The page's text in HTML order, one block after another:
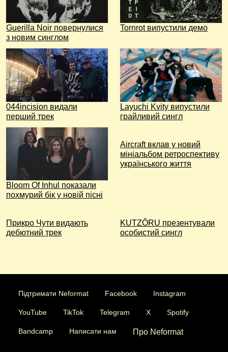
Guerilla Noir повернулися
з новим синглом
Tornrot випустили демо
044incision видали
перший трек
Layuchi Kvity випустили
грайливий сингл
Bloom Of Inhul показали
похмурий бік у новій пісні
Aircraft вклав у новий
мініальбом ретроспективу
українського життя
Прикро Чути видають
дебютний трек
KUTZÔRU презентували
особистий сингл
Підтримати Neformat Facebook Instagram
YouTube TikTok Telegram X Spotify
Bandcamp Написати нам Про Neformat